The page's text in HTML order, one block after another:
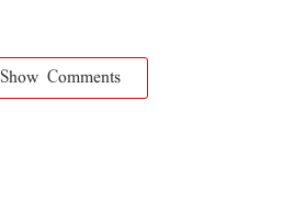
Show Comments